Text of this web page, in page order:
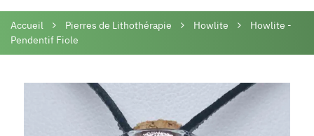
navigation
Accueil Pierres de Lithothérapie Howlite
Howlite -
Pendentif Fiole